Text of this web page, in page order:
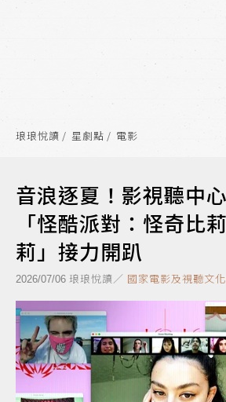
琅琅悅讀 星劇點 電影
音浪逐夏！影視聽中
「怪酷派對：怪奇比
莉」接力開趴
2026/07/06 琅琅悅讀／ 國家電影及視聽文